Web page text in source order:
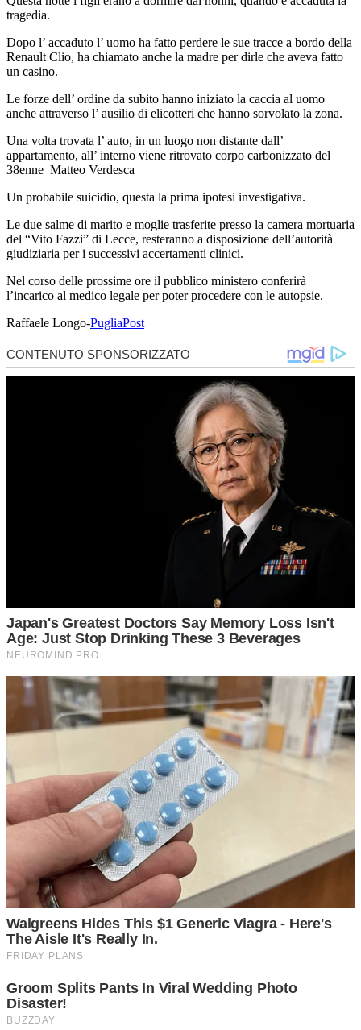
tragedia.
Dopo l’ accaduto l’ uomo ha fatto perdere le sue tracce a bordo della
Renault Clio, ha chiamato anche la madre per dirle che aveva fatto
un casino.
Le forze dell’ ordine da subito hanno iniziato la caccia al uomo
anche attraverso l’ ausilio di elicotteri che hanno sorvolato la zona.
Una volta trovata l’ auto, in un luogo non distante dall’
appartamento, all’ interno viene ritrovato corpo carbonizzato del
38enne Matteo Verdesca
Un probabile suicidio, questa la prima ipotesi investigativa.
Le due salme di marito e moglie trasferite presso la camera mortuaria
del “Vito Fazzi” di Lecce, resteranno a disposizione dell’autorità
giudiziaria per i successivi accertamenti clinici.
Nel corso delle prossime ore il pubblico ministero conferirà
l’incarico al medico legale per poter procedere con le autopsie.
Raffaele Longo-PugliaPost